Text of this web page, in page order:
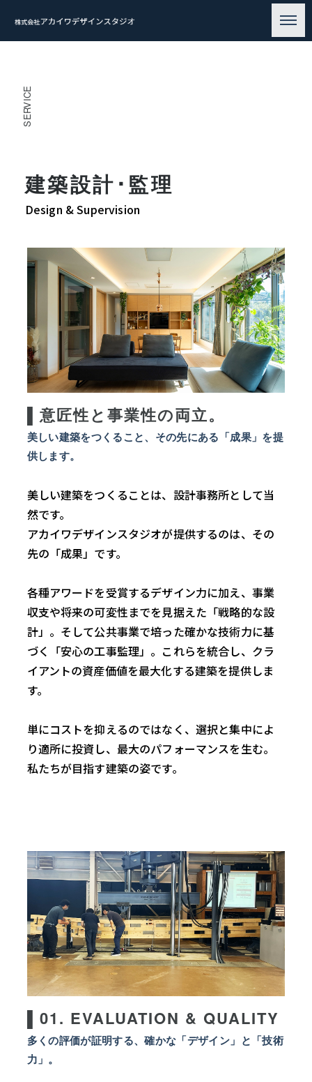
SERVICE
建築設計･監理
Design & Supervision
▌意匠性と事業性の両立。
美しい建築をつくること、その先にある「成果」を提
供します。
美しい建築をつくることは、設計事務所として当
然です。
アカイワデザインスタジオが提供するのは、その
先の「成果」です。
各種アワードを受賞するデザイン力に加え、事業
収支や将来の可変性までを見据えた「戦略的な設
計」。そして公共事業で培った確かな技術力に基
づく「安心の工事監理」。これらを統合し、クラ
イアントの資産価値を最大化する建築を提供しま
す。
単にコストを抑えるのではなく、選択と集中によ
り適所に投資し、最大のパフォーマンスを生む。
私たちが目指す建築の姿です。
▌01. EVALUATION & QUALITY
多くの評価が証明する、確かな「デザイン」と「技術
力」。